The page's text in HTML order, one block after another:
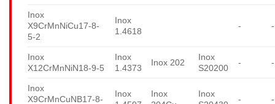
Inox
X9CrMnNiCu17-8-
5-2
Inox
1.4618
- -
Inox
X12CrMnNiN18-9-5
Inox
1.4373
Inox 202
Inox
S20200
- -
Inox
X9CrMnCuNB17-8-
Inox
Inox
Inox
- -